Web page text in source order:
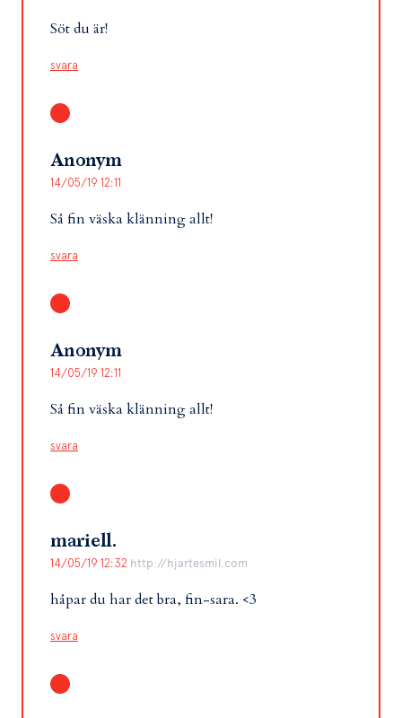
Söt du är!
svara
Anonym
14/05/19 12:11
Så fin väska klänning allt!
svara
Anonym
14/05/19 12:11
Så fin väska klänning allt!
svara
mariell.
14/05/19 12:32 http://hjartesmil.com
håpar du har det bra, fin-sara. <3
svara